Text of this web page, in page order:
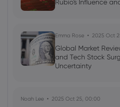
Rubio's Influence
Emma Rose 2025 Oct
Global Market
and Tech Stock
Uncertainty
Noah Lee 2025 Oct 25, 00:00